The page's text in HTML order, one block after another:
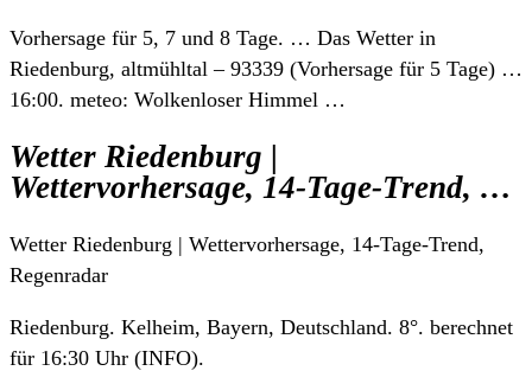
Vorhersage für 5, 7 und 8 Tage. … Das Wetter in
Riedenburg, altmühltal – 93339 (Vorhersage für 5 Tage) …
16:00. meteo: Wolkenloser Himmel …
Wetter Riedenburg |
Wettervorhersage, 14-Tage-Trend, …
Wetter Riedenburg | Wettervorhersage, 14-Tage-Trend,
Regenradar
Riedenburg. Kelheim, Bayern, Deutschland. 8°. berechnet
für 16:30 Uhr (INFO).